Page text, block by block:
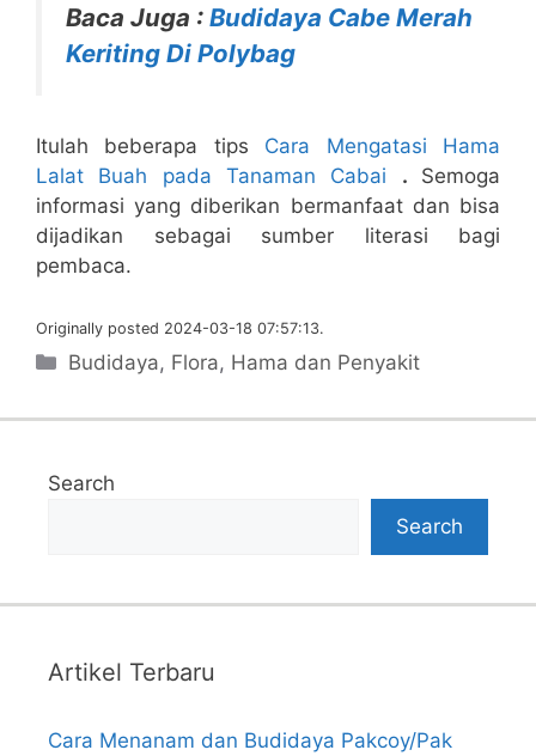
Baca Juga : Budidaya Cabe Merah
Keriting Di Polybag
Itulah beberapa tips Cara Mengatasi Hama
Lalat Buah pada Tanaman Cabai . Semoga
informasi yang diberikan bermanfaat dan bisa
dijadikan sebagai sumber literasi bagi
pembaca.
Originally posted 2024-03-18 07:57:13.
Categories
Budidaya, Flora, Hama dan Penyakit
Search
Search
Artikel Terbaru
Cara Menanam dan Budidaya Pakcoy/Pak